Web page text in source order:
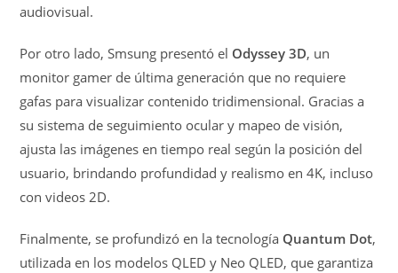
audiovisual.
Por otro lado, Smsung presentó el Odyssey 3D, un
monitor gamer de última generación que no requiere
gafas para visualizar contenido tridimensional. Gracias a
su sistema de seguimiento ocular y mapeo de visión,
ajusta las imágenes en tiempo real según la posición del
usuario, brindando profundidad y realismo en 4K, incluso
con videos 2D.
Finalmente, se profundizó en la tecnología Quantum Dot,
utilizada en los modelos QLED y Neo QLED, que garantiza